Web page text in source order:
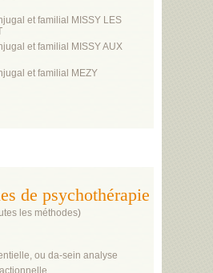
et familial MISSY LES
et familial MISSY AUX
et familial MEZY
de psychothérapie
les méthodes)
ou da-sein analyse